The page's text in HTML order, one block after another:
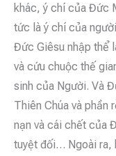
khác, ý chí của Đức
tức là ý chí của
Đức Giêsu nhập thể
và cứu chuộc thế
sinh của Người. Và
Thiên Chúa và phần
nạn và cái chết của
tuyệt đối… Ngoài ra,